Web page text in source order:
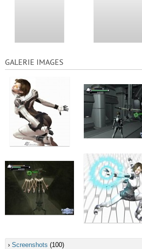
GALERIE IMAGES
› Screenshots (100)